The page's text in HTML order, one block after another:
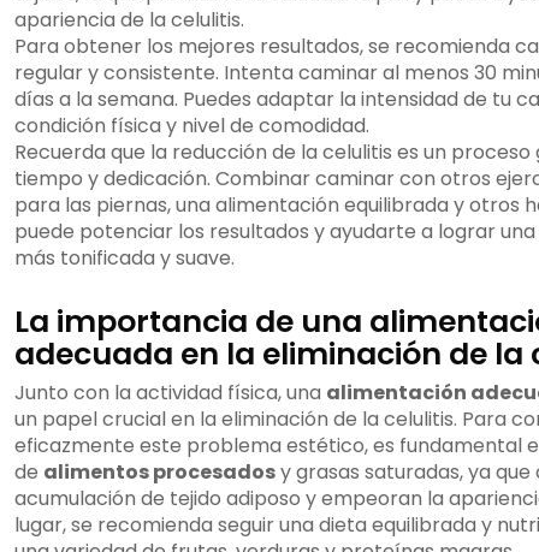
apariencia de la celulitis.
Para obtener los mejores resultados, se recomienda
regular y consistente. Intenta caminar al menos 30
días a la semana. Puedes adaptar la intensidad de tu
condición física y nivel de comodidad.
Recuerda que la reducción de la celulitis es un
tiempo y dedicación. Combinar caminar con otros
para las piernas, una alimentación equilibrada y otros
puede potenciar los resultados y ayudarte a lograr
más tonificada y suave.
La importancia de una
adecuada en la eliminación de la
Junto con la actividad física, una alimentación
un papel crucial en la eliminación de la celulitis. Para
eficazmente este problema estético, es fundamental
de alimentos procesadosy grasas saturadas, ya
acumulación de tejido adiposo y empeoran la
lugar, se recomienda seguir una dieta equilibrada y